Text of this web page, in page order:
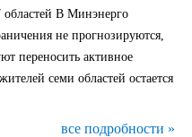
областей В Минэнерго
не прогнозируются,
переносить активное
семи областей остается
все подробности »